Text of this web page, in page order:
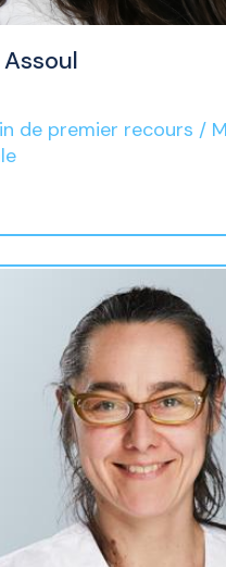
de premier recours /